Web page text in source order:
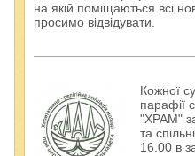
на якій поміщаються всі
просимо відвідувати.
Кожної
парафії
"ХРАМ"
та
16.00 в